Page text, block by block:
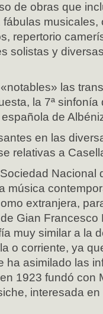
de obras que
musicales,
repertorio
solistas y
las
la 7ª
de
en las
relativas a
Nacional
música
extranjera,
Gian Francesco
muy similar a la
o corriente, ya
ha asimilado las
1923 fundó con
interesada